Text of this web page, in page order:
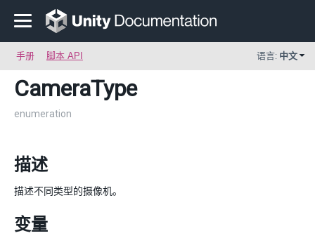
手册 脚本 API 语言: 中文
CameraType
enumeration
描述
描述不同类型的摄像机。
变量